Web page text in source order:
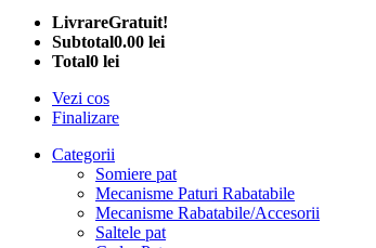
LivrareGratuit!
Subtotal0.00 lei
Total0 lei
Vezi cos
Finalizare
Categorii
Somiere pat
Mecanisme Paturi Rabatabile
Mecanisme Rabatabile/Accesorii
Saltele pat